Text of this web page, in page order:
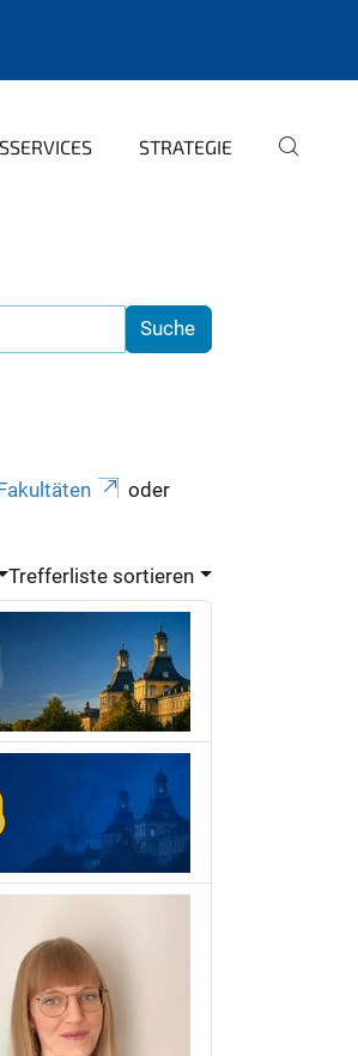
STRATEGIE
oder
Trefferliste sortieren